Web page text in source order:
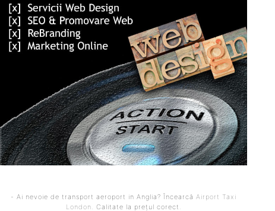
- Ai nevoie de transport aeroport in Anglia? Încearcă Airport Taxi
London. Calitate la prețul corect.